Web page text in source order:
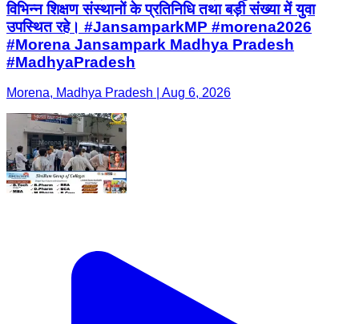
विभिन्न शिक्षण संस्थानों के प्रतिनिधि तथा बड़ी संख्या में युवा
उपस्थित रहे। #JansamparkMP #morena2026
#Morena Jansampark Madhya Pradesh
#MadhyaPradesh
Morena, Madhya Pradesh | Aug 6, 2026